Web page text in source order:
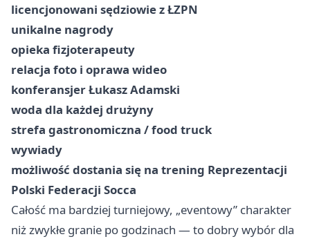
licencjonowani sędziowie z ŁZPN
unikalne nagrody
opieka fizjoterapeuty
relacja foto i oprawa wideo
konferansjer Łukasz Adamski
woda dla każdej drużyny
strefa gastronomiczna / food truck
wywiady
możliwość dostania się na trening Reprezentacji
Polski Federacji Socca
Całość ma bardziej turniejowy, „eventowy” charakter
niż zwykłe granie po godzinach — to dobry wybór dla